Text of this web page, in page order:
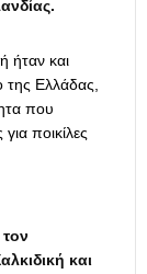
ήταν και
της Ελλάδας,
που
ποικίλες
και